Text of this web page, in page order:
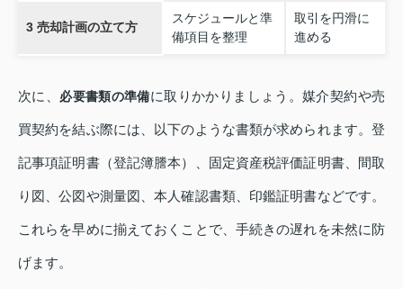
3 売却計画の立て方
スケジュールと準
備項目を整理
取引を円滑に
進める
次に、 必要書類の準備に取りかかりましょう。媒介契約や売
買契約を結ぶ際には、以下のような書類が求められます。登
記事項証明書（登記簿謄本）、固定資産税評価証明書、間取
り図、公図や測量図、本人確認書類、印鑑証明書などです。
これらを早めに揃えておくことで、手続きの遅れを未然に防
げます。